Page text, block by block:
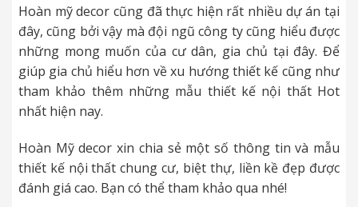
Hoàn mỹ decor cũng đã thực hiện rất nhiều dự án tại
đây, cũng bởi vậy mà đội ngũ công ty cũng hiểu được
những mong muốn của cư dân, gia chủ tại đây. Để
giúp gia chủ hiểu hơn về xu hướng thiết kế cũng như
tham khảo thêm những mẫu thiết kế nội thất Hot
nhất hiện nay.
Hoàn Mỹ decor xin chia sẻ một số thông tin và mẫu
thiết kế nội thất chung cư, biệt thự, liền kề đẹp được
đánh giá cao. Bạn có thể tham khảo qua nhé!